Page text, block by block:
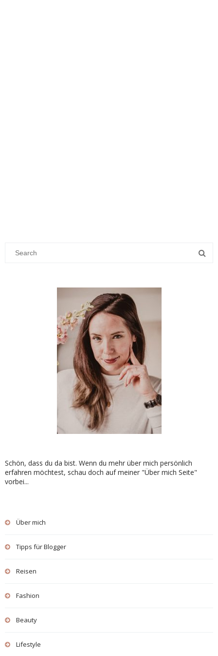
Schön, dass du da bist. Wenn du mehr über mich persönlich
erfahren möchtest, schau doch auf meiner "Über mich Seite"
vorbei...
Über mich
Tipps für Blogger
Reisen
Fashion
Beauty
Lifestyle